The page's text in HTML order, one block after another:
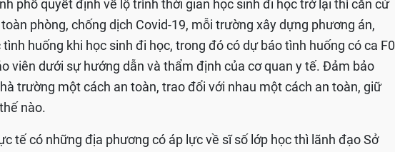
phố quyết định về lộ trình thời gian học sinh đi học trở lại thì căn cứ
phòng, chống dịch Covid-19, mỗi trường xây dựng phương án,
huống khi học sinh đi học, trong đó có dự báo tình huống có ca F0
viên dưới sự hướng dẫn và thẩm định của cơ quan y tế. Đảm bảo
trường một cách an toàn, trao đổi với nhau một cách an toàn, giữ
nào.
tế có những địa phương có áp lực về sĩ số lớp học thì lãnh đạo Sở